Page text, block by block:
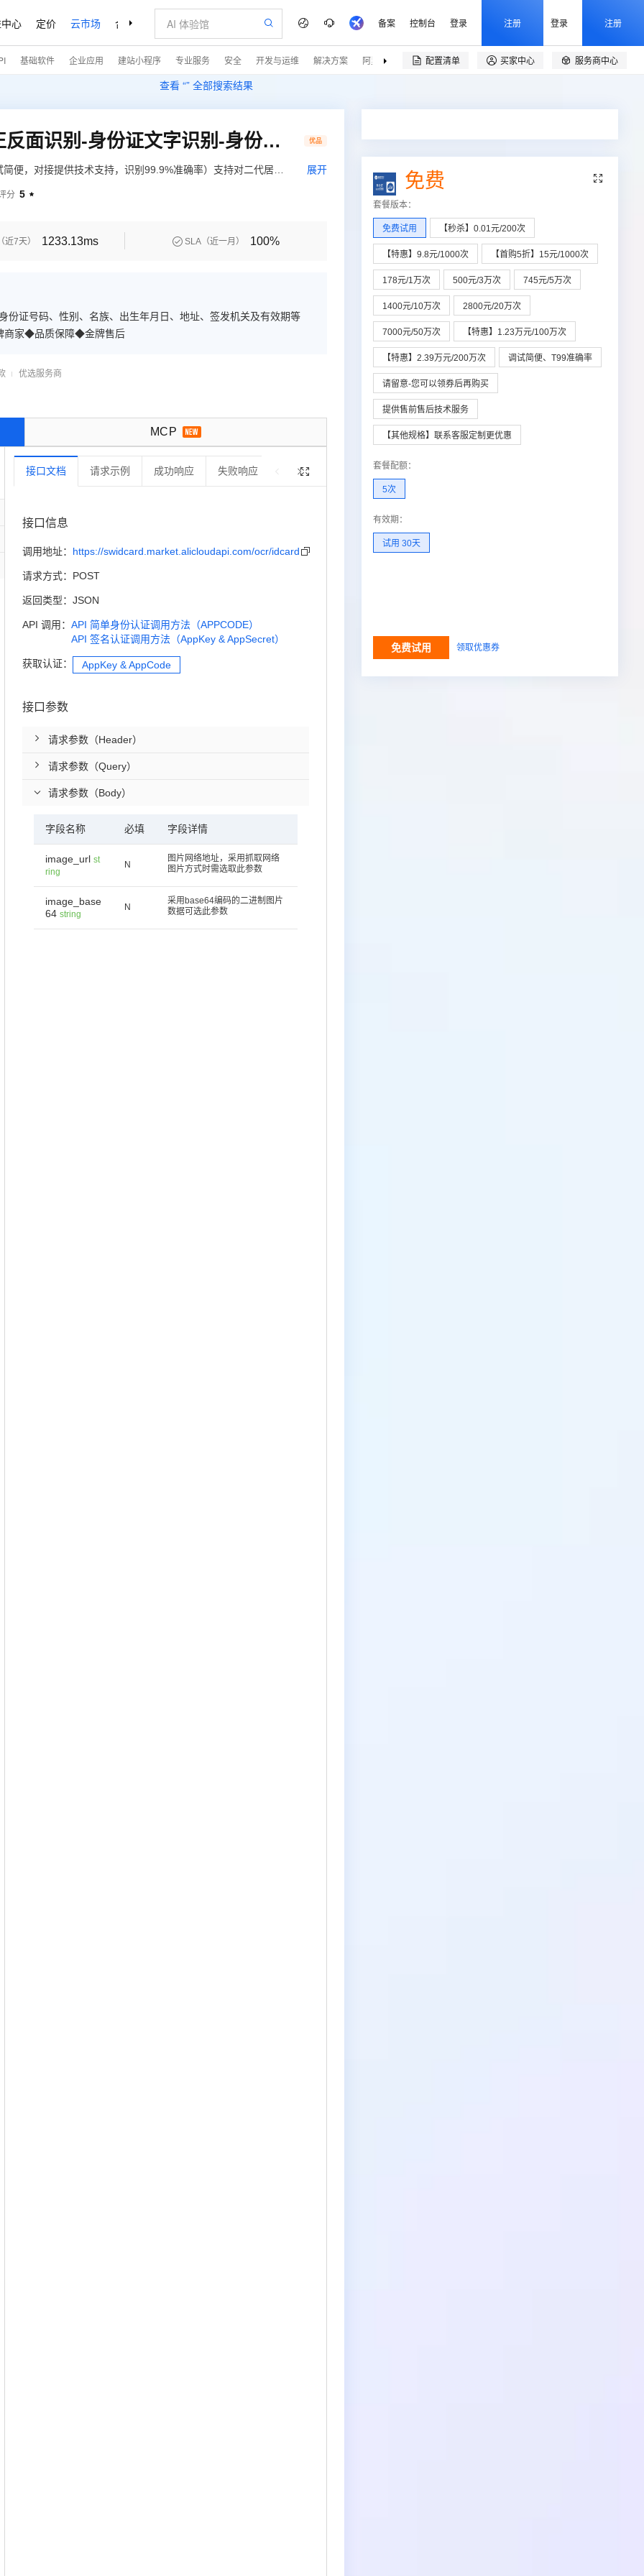
心 定价 云市场 合作伙伴 支持与服务 了解阿里云
查看 “” 全部搜索结果
备案 控制台 登录 注册 登录 注册
基础软件 企业应用 建站小程序 专业服务 安全 开发与运维 解决方案 阿里云精选 伙伴招募
配置清单  买家中心  服务商中心
身份证OCR识别-身份证正反面识别-身份证文字识别-身份证关键字段识别-身份证OCR图像识别 优品
便，对接提供技术支持，识别99.9%准确率）支持对二代居民
展开
分 5 
近7天） 1233.13ms  SLA（近一月） 100%
份证号码、性别、名族、出生年月日、地址、签发机关及有效期等
商家◆品质保障◆金牌售后
优选服务商
MCP 

接口文档 请求示例 成功响应 失败响应 错误码 调用结果
接口信息
调用地址： https://swidcard.market.alicloudapi.com/ocr/idcard
请求方式： POST
返回类型： JSON
API 调用： API 简单身份认证调用方法（APPCODE）
API 签名认证调用方法（AppKey & AppSecret）
获取认证： AppKey & AppCode
接口参数
请求参数（Header）
请求参数（Query）
请求参数（Body）
字段名称 必填 字段详情
image_url st
ring
N
图片网络地址，采用抓取网络
图片方式时需选取此参数
image_base
64 string
N
采用base64编码的二进制图片
数据可选此参数

免费
套餐版本：
免费试用 【秒杀】0.01元/200次
【特惠】9.8元/1000次 【首购5折】15元/1000次
178元/1万次 500元/3万次 745元/5万次
1400元/10万次 2800元/20万次
7000元/50万次 【特惠】1.23万元/100万次
【特惠】2.39万元/200万次 调试简便、T99准确率
请留意-您可以领券后再购买
提供售前售后技术服务
【其他规格】联系客服定制更优惠
套餐配额 ：
5次
有效期 ：
试用 30天
免费试用 领取优惠券